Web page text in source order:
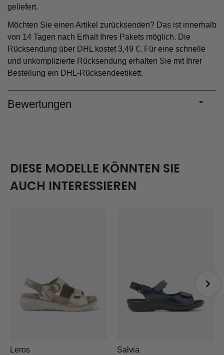
geliefert.
Möchten Sie einen Artikel zurücksenden? Das ist innerhalb
von 14 Tagen nach Erhalt Ihres Pakets möglich. Die
Rücksendung über DHL kostet 3,49 €. Für eine schnelle
und unkomplizierte Rücksendung erhalten Sie mit Ihrer
Bestellung ein DHL-Rücksendeetikett.
Bewertungen
DIESE MODELLE KÖNNTEN SIE
AUCH INTERESSIEREN
Leros
Salvia